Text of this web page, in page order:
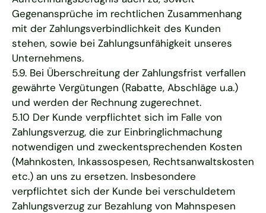
Gegenansprüche im rechtlichen Zusammenhang
mit der Zahlungsverbindlichkeit des Kunden
stehen, sowie bei Zahlungsunfähigkeit unseres
Unternehmens.
5.9. Bei Überschreitung der Zahlungsfrist verfallen
gewährte Vergütungen (Rabatte, Abschläge u.a.)
und werden der Rechnung zugerechnet.
5.10 Der Kunde verpflichtet sich im Falle von
Zahlungsverzug, die zur Einbringlichmachung
notwendigen und zweckentsprechenden Kosten
(Mahnkosten, Inkassospesen, Rechtsanwaltskosten
etc.) an uns zu ersetzen. Insbesondere
verpflichtet sich der Kunde bei verschuldetem
Zahlungsverzug zur Bezahlung von Mahnspesen